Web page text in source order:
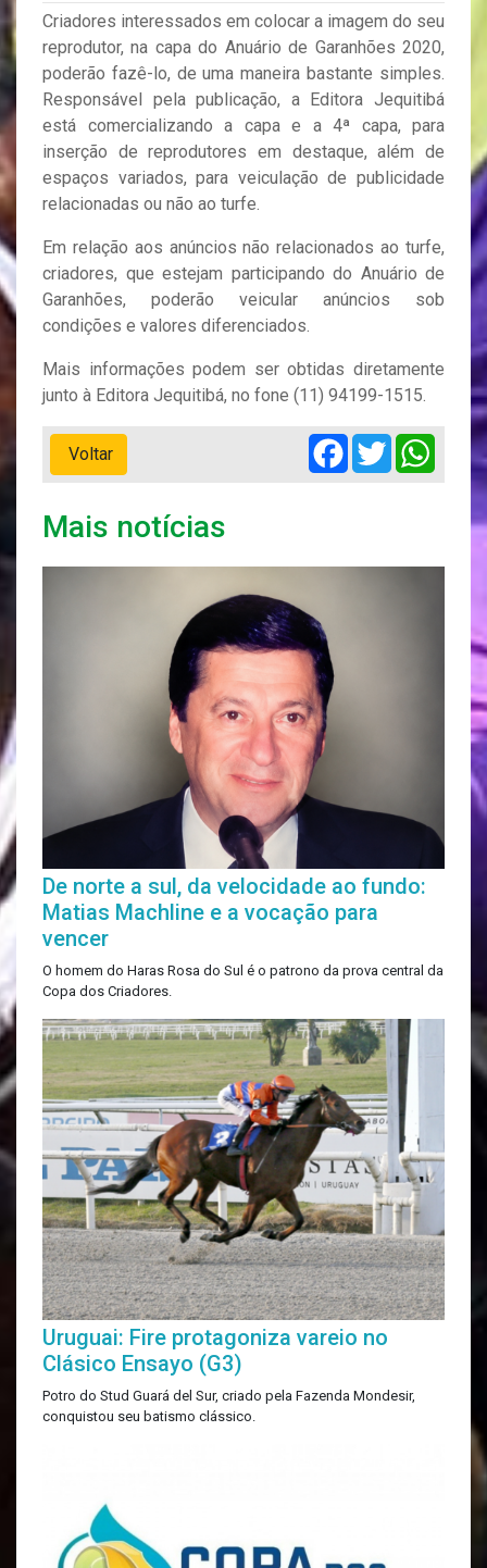
Criadores interessados em colocar a imagem do seu
reprodutor, na capa do Anuário de Garanhões 2020,
poderão fazê-lo, de uma maneira bastante simples.
Responsável pela publicação, a Editora Jequitibá
está comercializando a capa e a 4ª capa, para
inserção de reprodutores em destaque, além de
espaços variados, para veiculação de publicidade
relacionadas ou não ao turfe.
Em relação aos anúncios não relacionados ao turfe,
criadores, que estejam participando do Anuário de
Garanhões, poderão veicular anúncios sob
condições e valores diferenciados.
Mais informações podem ser obtidas diretamente
junto à Editora Jequitibá, no fone (11) 94199-1515.
Voltar
Facebook
Twitter
Mais notícias
De norte a sul, da velocidade ao fundo:
Matias Machline e a vocação para
vencer
O homem do Haras Rosa do Sul é o patrono da prova central da
Copa dos Criadores.
Uruguai: Fire protagoniza vareio no
Clásico Ensayo (G3)
Potro do Stud Guará del Sur, criado pela Fazenda Mondesir,
conquistou seu batismo clássico.